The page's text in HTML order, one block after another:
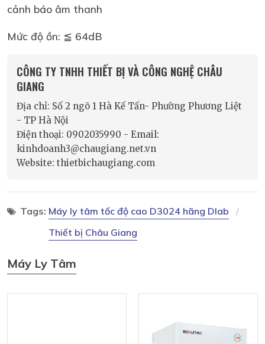
cảnh báo âm thanh
Mức độ ồn: ≦ 64dB
CÔNG TY TNHH THIẾT BỊ VÀ CÔNG NGHỆ CHÂU
GIANG
Địa chỉ: Số 2 ngõ 1 Hà Kế Tấn- Phường Phương Liệt
- TP Hà Nội
Điện thoại: 0902035990 - Email:
kinhdoanh3@chaugiang.net.vn
Website: thietbichaugiang.com
Tags: Máy ly tâm tốc độ cao D3024 hãng Dlab
Thiết bị Châu Giang
Máy Ly Tâm